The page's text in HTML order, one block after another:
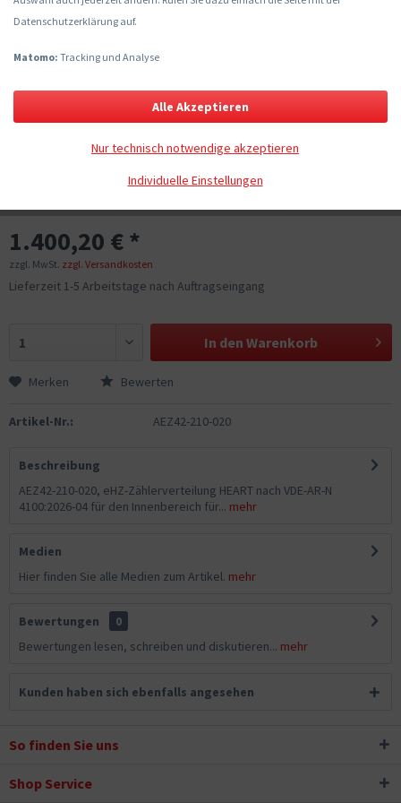
1.400,20 € *
zzgl. MwSt. zzgl. Versandkosten
Lieferzeit 1-5 Arbeitstage nach Auftragseingang
In den Warenkorb
Merken Bewerten
Artikel-Nr.: AEZ42-210-020
Beschreibung
AEZ42-210-020, eHZ-Zählerverteilung HEART nach VDE-AR-N
4100:2026-04 für den Innenbereich für... mehr
Medien
Hier finden Sie alle Medien zum Artikel. mehr
Bewertungen
0
Bewertungen lesen, schreiben und diskutieren... mehr
Kunden haben sich ebenfalls angesehen
So finden Sie uns
Shop Service
Datenschutzerklärung auf.
Matomo: Tracking und Analyse
Individuelle Einstellungen
Nur technisch notwendige akzeptieren
Alle Akzeptieren